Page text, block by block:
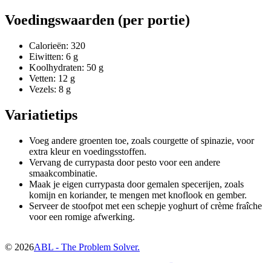
Voedingswaarden (per portie)
Calorieën: 320
Eiwitten: 6 g
Koolhydraten: 50 g
Vetten: 12 g
Vezels: 8 g
Variatietips
Voeg andere groenten toe, zoals courgette of spinazie, voor
extra kleur en voedingsstoffen.
Vervang de currypasta door pesto voor een andere
smaakcombinatie.
Maak je eigen currypasta door gemalen specerijen, zoals
komijn en koriander, te mengen met knoflook en gember.
Serveer de stoofpot met een schepje yoghurt of crème fraîche
voor een romige afwerking.
© 2026ABL - The Problem Solver.